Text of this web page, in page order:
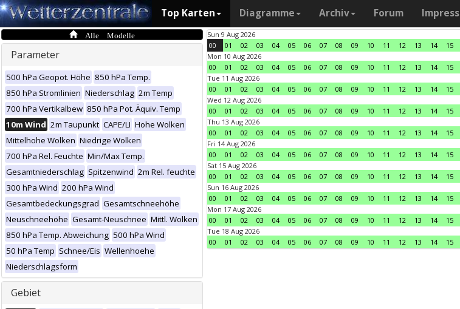
Top Karten Diagramme Archiv Forum
Alle Modelle
Parameter
500 hPa Geopot. Höhe 850 hPa Temp.
850 hPa Stromlinien Niederschlag 2m Temp
700 hPa Vertikalbew 850 hPa Pot. Äquiv. Temp
10m Wind 2m Taupunkt CAPE/LI Hohe Wolken
Mittelhohe Wolken Niedrige Wolken
700 hPa Rel. Feuchte Min/Max Temp.
Gesamtniederschlag Spitzenwind 2m Rel. feuchte
300 hPa Wind 200 hPa Wind
Gesamtbedeckungsgrad Gesamtschneehöhe
Neuschneehöhe Gesamt-Neuschnee Mittl. Wolken
850 hPa Temp. Abweichung 500 hPa Wind
50 hPa Temp Schnee/Eis Wellenhoehe
Niederschlagsform
Gebiet
Sun 9 Aug 2026
00
01 02 03 04 05 06 07 08 09 10 11 12 13 14 15
Mon 10 Aug 2026
00
01 02 03 04 05 06 07 08 09 10 11 12 13 14 15
Tue 11 Aug 2026
00
01 02 03 04 05 06 07 08 09 10 11 12 13 14 15
Wed 12 Aug 2026
00
01 02 03 04 05 06 07 08 09 10 11 12 13 14 15
Thu 13 Aug 2026
00
01 02 03 04 05 06 07 08 09 10 11 12 13 14 15
Fri 14 Aug 2026
00
01 02 03 04 05 06 07 08 09 10 11 12 13 14 15
Sat 15 Aug 2026
00
01 02 03 04 05 06 07 08 09 10 11 12 13 14 15
Sun 16 Aug 2026
00
01 02 03 04 05 06 07 08 09 10 11 12 13 14 15
Mon 17 Aug 2026
00
01 02 03 04 05 06 07 08 09 10 11 12 13 14 15
Tue 18 Aug 2026
00
01 02 03 04 05 06 07 08 09 10 11 12 13 14 15